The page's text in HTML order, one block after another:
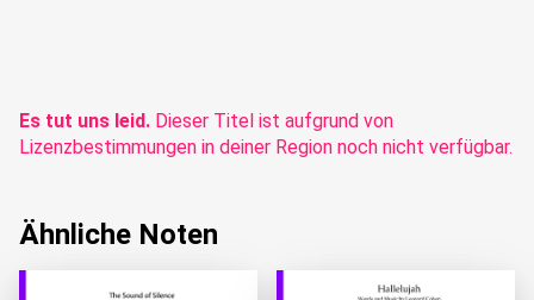
Es tut uns leid. Dieser Titel ist aufgrund von
Lizenzbestimmungen in deiner Region noch nicht verfügbar.
Ähnliche Noten